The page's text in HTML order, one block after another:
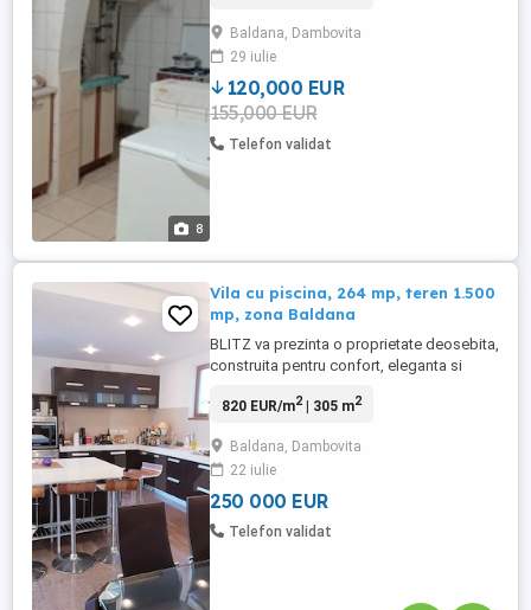
8
utilitățile, garaj, terasă, foișor, grătar, beci,
pod mansardabil. Teren extravilan cu
potențial de ...
Baldana, Dambovita
29 iulie
120,000 EUR
155,000 EUR
Telefon validat
Vila cu piscina, 264 mp, teren 1.500
mp, zona Baldana
BLITZ va prezinta o proprietate deosebita,
construita pentru confort, eleganta si
de 1.500 mp, cu o suprafata utila de 264
cat si pentru activitati de tip boutique,
pensiune sau resedinta exclusivista. Inca
de la intrare, ...
820 EUR/m2| 305 m2
Baldana, Dambovita
22 iulie
250 000 EUR
Telefon validat